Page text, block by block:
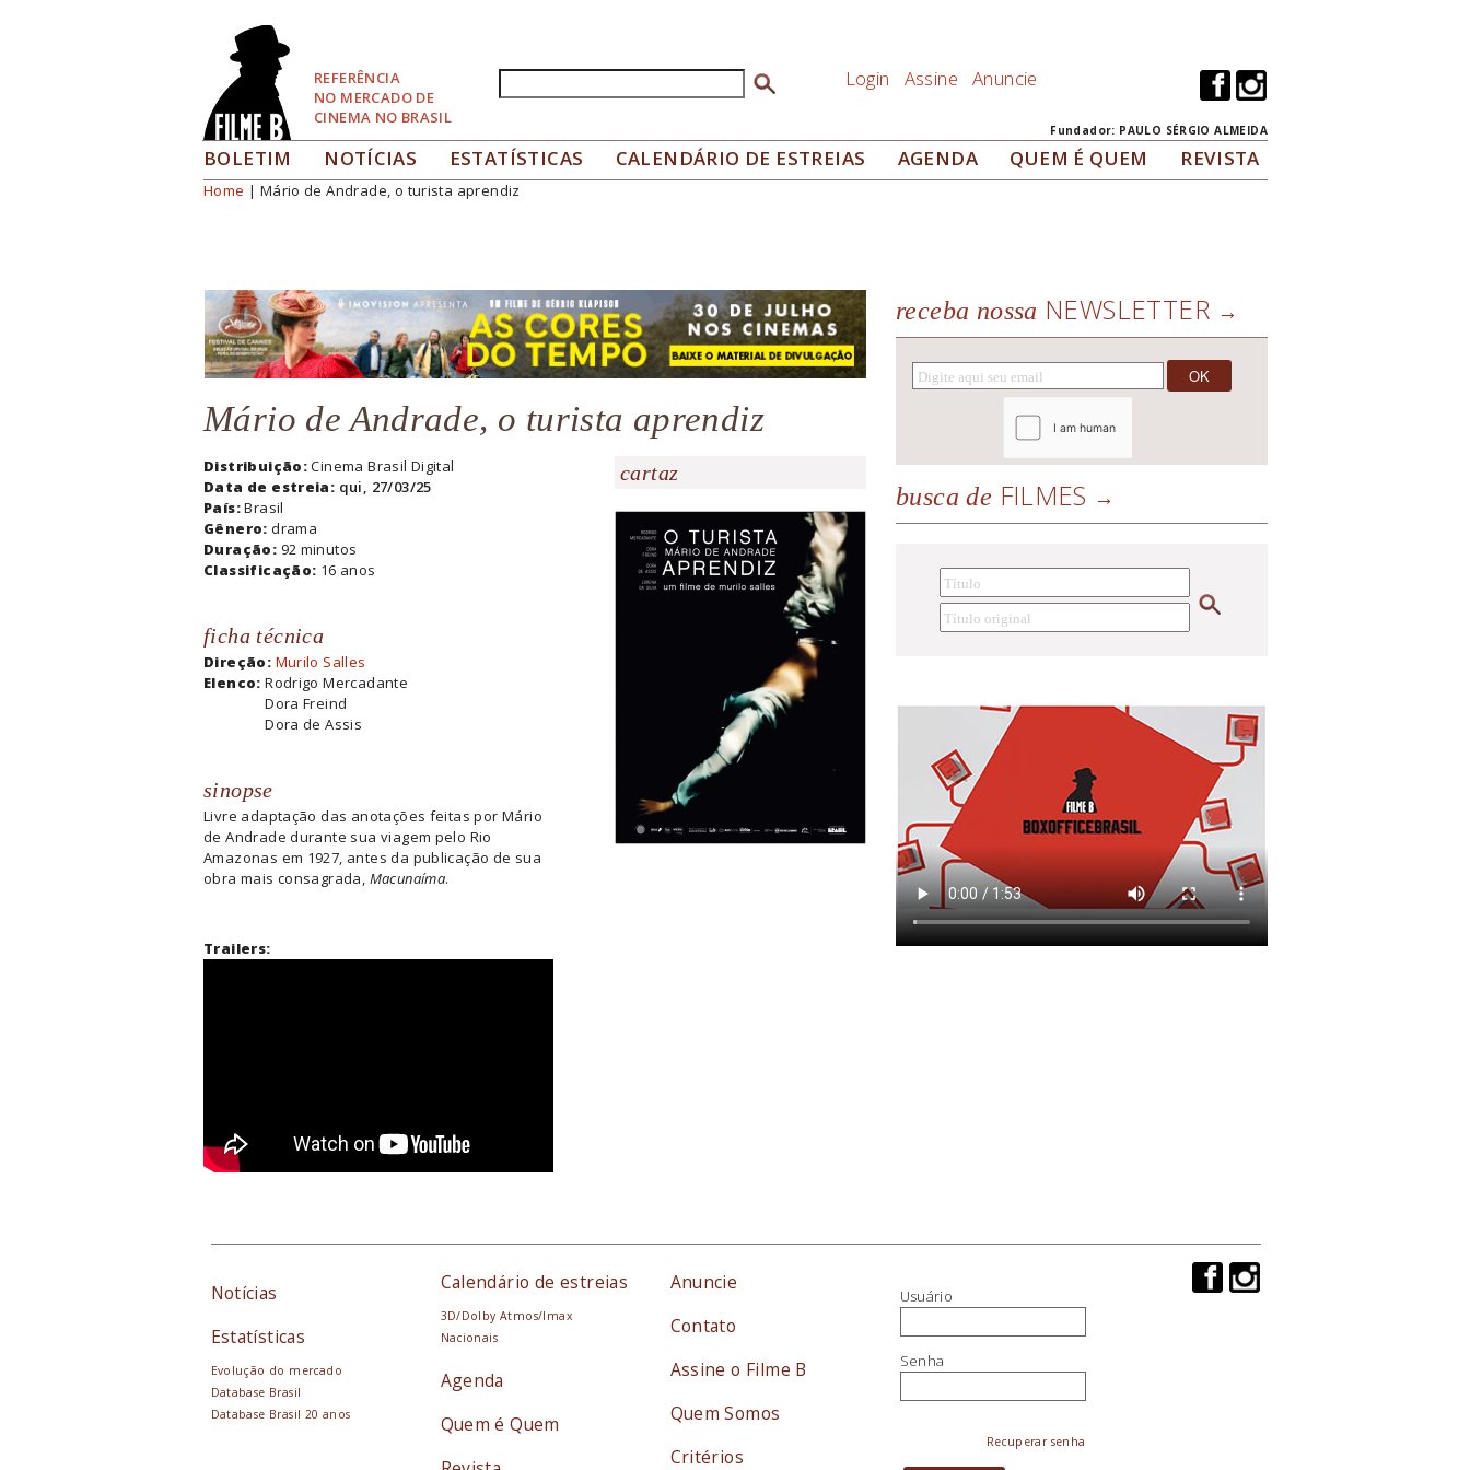
REFERÊNCIA
NO MERCADO DE
CINEMA NO BRASIL
Formulário de busca Login Assine Anuncie
Fundador: PAULO SÉRGIO ALMEIDA
BOLETIM NOTÍCIAS ESTATÍSTICAS CALENDÁRIO DE ESTREIAS AGENDA QUEM É QUEM REVISTA
Você está aqui
Home | Mário de Andrade, o turista aprendiz
Mário de Andrade, o turista aprendiz
Distribuição:Cinema Brasil Digital
Data de estreia: qui, 27/03/25
País:Brasil
Gênero:drama
Duração: 92 minutos
Classificação: 16 anos
ficha técnica
Direção: Murilo Salles
Elenco:Rodrigo Mercadante
Dora Freind
Dora de Assis
sinopse
Livre adaptação das anotações feitas por Mário
de Andrade durante sua viagem pelo Rio
Amazonas em 1927, antes da publicação de sua
obra mais consagrada, Macunaíma.
Trailers:
cartaz
receba nossa NEWSLETTER
busca de FILMES
Notícias
Estatísticas
Evolução do mercado
Database Brasil
Database Brasil 20 anos
Calendário de estreias
3D/Dolby Atmos/Imax
Nacionais
Agenda
Quem é Quem
Anuncie
Contato
Assine o Filme B
Quem Somos
Critérios
Usuário
Senha
Recuperar senha